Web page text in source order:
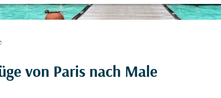
von Paris nach Male
Ziel) zu aktualisieren oder mit den einzelnen Daten